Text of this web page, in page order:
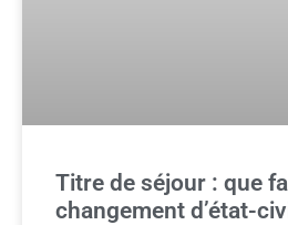
Titre de séjour : que
changement d’état-